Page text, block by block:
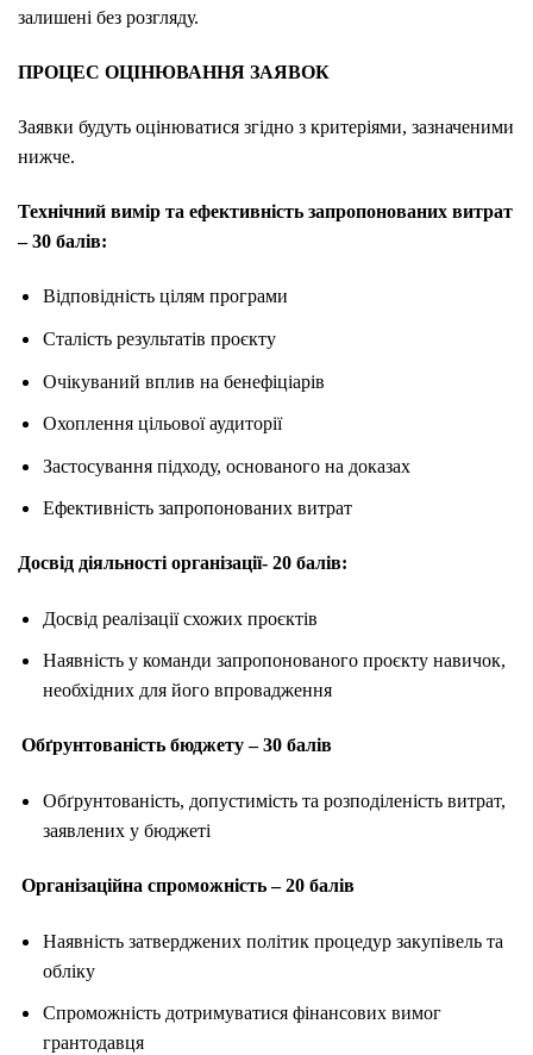
залишені без розгляду.
ПРОЦЕС ОЦІНЮВАННЯ ЗАЯВОК
Заявки будуть оцінюватися згідно з критеріями, зазначеними
нижче.
Технічний вимір та ефективність запропонованих витрат
– 30 балів:
Відповідність цілям програми
Сталість результатів проєкту
Очікуваний вплив на бенефіціарів
Охоплення цільової аудиторії
Застосування підходу, основаного на доказах
Ефективність запропонованих витрат
Досвід діяльності організації- 20 балів:
Досвід реалізації схожих проєктів
Наявність у команди запропонованого проєкту навичок,
необхідних для його впровадження
Обґрунтованість бюджету – 30 балів
Обґрунтованість, допустимість та розподіленість витрат,
заявлених у бюджеті
Організаційна спроможність – 20 балів
Наявність затверджених політик процедур закупівель та
обліку
Спроможність дотримуватися фінансових вимог
грантодавця